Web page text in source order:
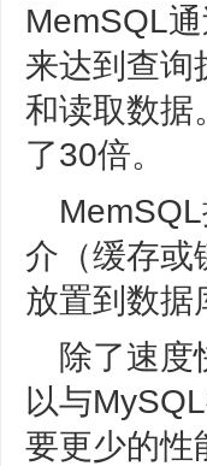
MemSQL
来达到查询
和读取数据
了30倍。
介（缓存或
放置到数据
除了速度
以与
要更少的性